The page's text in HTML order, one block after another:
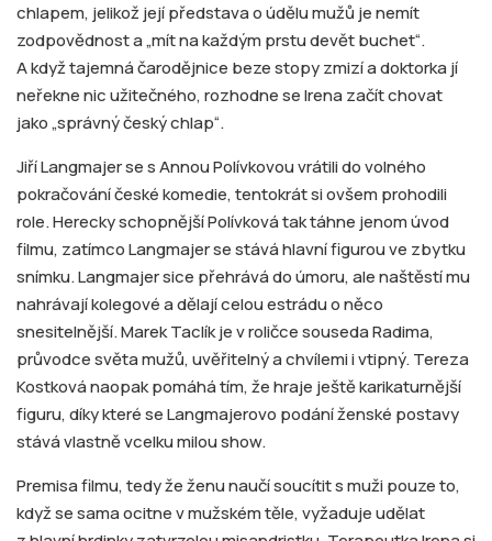
chlapem, jelikož její představa o údělu mužů je nemít
zodpovědnost a „mít na každým prstu devět buchet“.
A když tajemná čarodějnice beze stopy zmizí a doktorka jí
neřekne nic užitečného, rozhodne se Irena začít chovat
jako „správný český chlap“.
Jiří Langmajer se s Annou Polívkovou vrátili do volného
pokračování české komedie, tentokrát si ovšem prohodili
role. Herecky schopnější Polívková tak táhne jenom úvod
filmu, zatímco Langmajer se stává hlavní figurou ve zbytku
snímku. Langmajer sice přehrává do úmoru, ale naštěstí mu
nahrávají kolegové a dělají celou estrádu o něco
snesitelnější. Marek Taclík je v roličce souseda Radima,
průvodce světa mužů, uvěřitelný a chvílemi i vtipný. Tereza
Kostková naopak pomáhá tím, že hraje ještě karikaturnější
figuru, díky které se Langmajerovo podání ženské postavy
stává vlastně vcelku milou show.
Premisa filmu, tedy že ženu naučí soucítit s muži pouze to,
když se sama ocitne v mužském těle, vyžaduje udělat